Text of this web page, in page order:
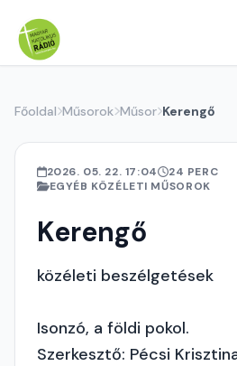
Főoldal Műsorok Műsor Kerengő
2026. 05. 22. 17:04
24 PERC
EGYÉB KÖZÉLETI MŰSOROK
Kerengő
közéleti beszélgetések
Isonzó, a földi pokol.
Szerkesztő: Pécsi